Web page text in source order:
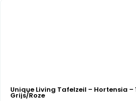
Unique Living Tafelzeil – Hortensia –
Grijs/Roze